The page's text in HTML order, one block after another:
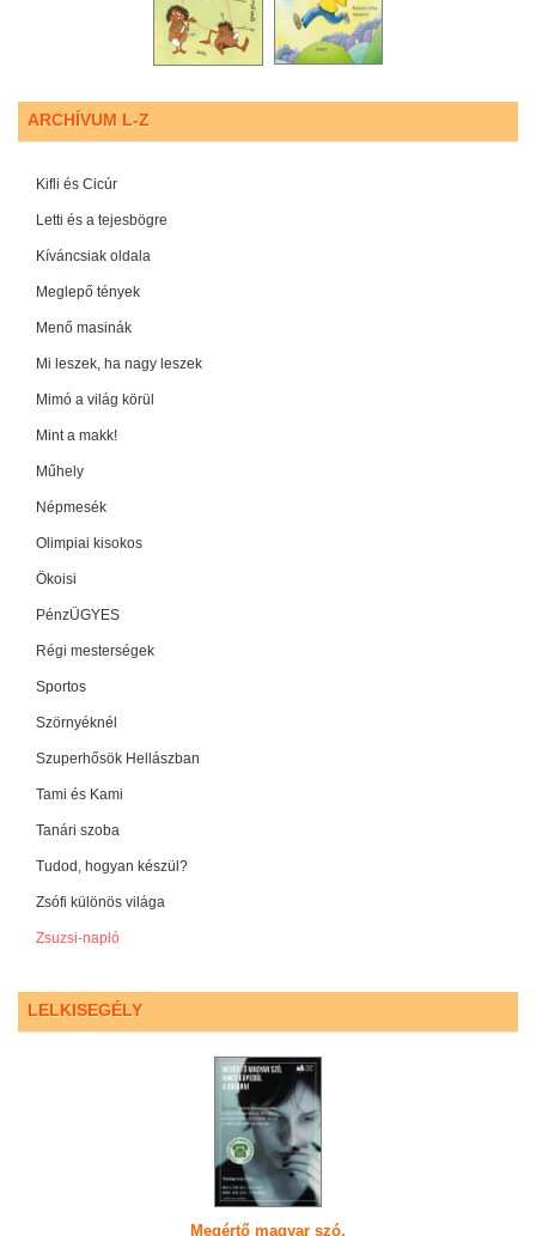
ARCHÍVUM L-Z
Kifli és Cicúr
Letti és a tejesbögre
Kíváncsiak oldala
Meglepő tények
Menő masinák
Mi leszek, ha nagy leszek
Mimó a világ körül
Mint a makk!
Műhely
Népmesék
Olimpiai kisokos
Ökoisi
PénzÜGYES
Régi mesterségek
Sportos
Szörnyéknél
Szuperhősök Hellászban
Tami és Kami
Tanári szoba
Tudod, hogyan készül?
Zsófi különös világa
Zsuzsi-napló
LELKISEGÉLY
Megértő magyar szó,